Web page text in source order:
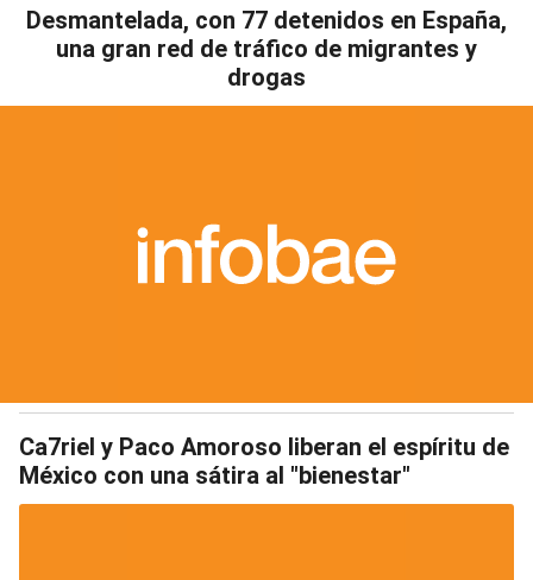
Desmantelada, con 77 detenidos en España,
una gran red de tráfico de migrantes y
drogas
Ca7riel y Paco Amoroso liberan el espíritu de
México con una sátira al "bienestar"